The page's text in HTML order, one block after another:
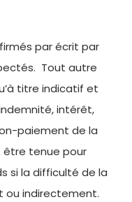
par écrit par
Tout autre
titre indicatif et
intérêt,
paiement de la
tenue pour
si la difficulté de la
ou indirectement.